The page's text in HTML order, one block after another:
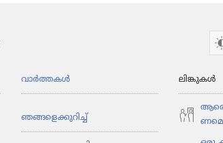
വാർത്തകൾ
ഞങ്ങളെ​ക്കു​റിച്ച്‌
ലിങ്കുകൾ